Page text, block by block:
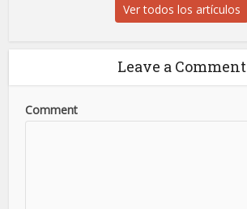
Ver todos los artículos
Leave a Comment
Comment